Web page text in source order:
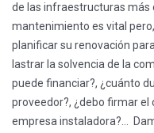
de las infraestructuras más
mantenimiento es vital
planificar su renovación
lastrar la solvencia de la
puede financiar?, ¿cuánto
proveedor?, ¿debo firmar
empresa instaladora?…